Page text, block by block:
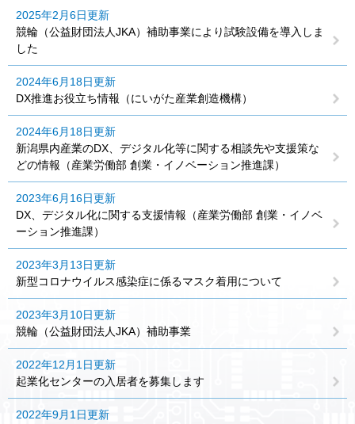
2025年2月6日更新
競輪（公益財団法人JKA）補助事業により試験設備を導入しま
した
2024年6月18日更新
DX推進お役立ち情報（にいがた産業創造機構）
2024年6月18日更新
新潟県内産業のDX、デジタル化等に関する相談先や支援策な
どの情報（産業労働部 創業・イノベーション推進課）
2023年6月16日更新
DX、デジタル化に関する支援情報（産業労働部 創業・イノベ
ーション推進課）
2023年3月13日更新
新型コロナウイルス感染症に係るマスク着用について
2023年3月10日更新
競輪（公益財団法人JKA）補助事業
2022年12月1日更新
起業化センターの入居者を募集します
2022年9月1日更新